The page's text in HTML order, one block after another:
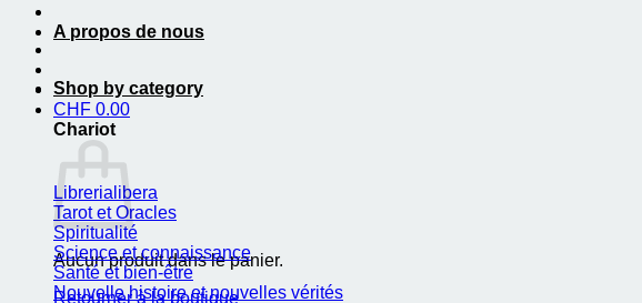
CHF 0.00
Chariot
Aucun produit dans le panier.
Retourner à la boutique
A propos de nous
Shop by category
Librerialibera
Tarot et Oracles
Spiritualité
Science et connaissance
Santé et bien-être
Nouvelle histoire et nouvelles vérités